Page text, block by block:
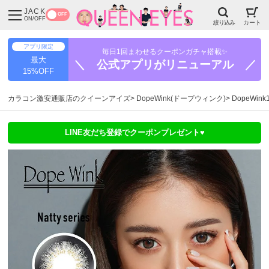
JACK
ON/OFF
OFF
絞り込み カート
アプリ限定
最大
15%OFF
毎日1回まわせるクーポンガチャ搭載✨
＼ 公式アプリがリニューアル ／
カラコン激安通販店のクイーンアイズ DopeWink(ドープウィンク)
LINE友だち登録でクーポンプレゼント♥